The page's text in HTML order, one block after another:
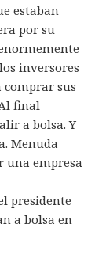
estaban
por su
inversores
sus
final
a bolsa. Y
Menuda
una empresa
presidente
a bolsa en